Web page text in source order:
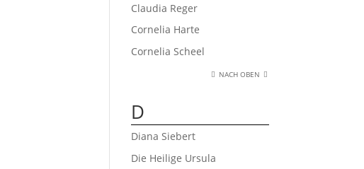
Claudia Reger
Cornelia Harte
Cornelia Scheel
NACH OBEN
D
Diana Siebert
Die Heilige Ursula